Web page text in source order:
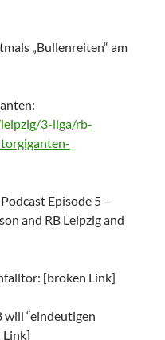
„Bullenreiten“ am
3-liga/rb-
Episode 5 –
and RB Leipzig and
[broken Link]
will “eindeutigen
Link]